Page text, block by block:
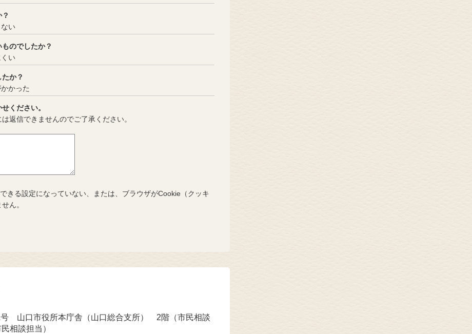
い
のでしたか？
い
か？
かった
ください。
返信できませんのでご了承ください。
きる設定になっていない、または、ブラウザがCookie（クッキ
ん。
号 山口市役所本庁舎（山口総合支所） 2階（市民相談
相談担当）